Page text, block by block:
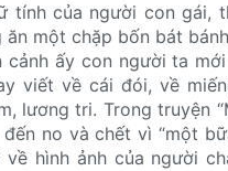
tính của người con gái,
ăn một chặp bốn bát
ấy con người ta
viết về cái đói, về
lương tri. Trong truyện
no và chết vì “một
về hình ảnh của người